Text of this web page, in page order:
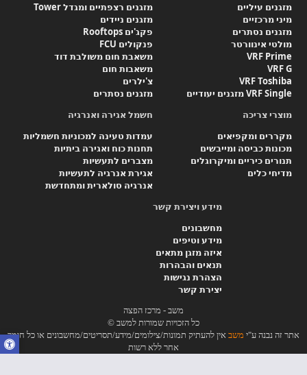
מזגנים עיליים
מיני מרכזיים
מזגנים נסתרים
מולטי אינוורטר
VRF Prime
VRF G
VRF Toshiba
VRF Single מזגנים יעודיים
מזגנים רצפתיים ומגדל Tower
מזגנים ניידים
פקג'ים Rooftops
פנקולים FCU
משאבת חום משולבת דוד
משאבות חום
צ'ילרים
מזגנים נסתרים
מוצרי צריכה
מקררים ומקפיאים
מכונות כביסה ומייבשים
תנורים כיריים ומיקרוגלים
מדיחי כלים
חשמל אגירה ואנרגיה
עמדות טעינה למכוניות חשמליות
תחנות כוח ואגירה ביתיות
מצברים לתעשיות
אגירת אנרגיה לתעשיות
אנרגיה סולארית ומתחדשת
מידע ויצירת קשר
מחשבונים
מידע וטיפים
איזה מזגן מתאים
תנאים והבהרות
הצהרת נגישות
יצירת קשר
משב - מרכז הפצה
כל הזכויות שמורות למשב ©
אתר זה נבנה ע"י משב אין להעתיק תמונות/צילומים/מידע/תסריטים/מחשבונים או כל חומר
אחר ללא רשות